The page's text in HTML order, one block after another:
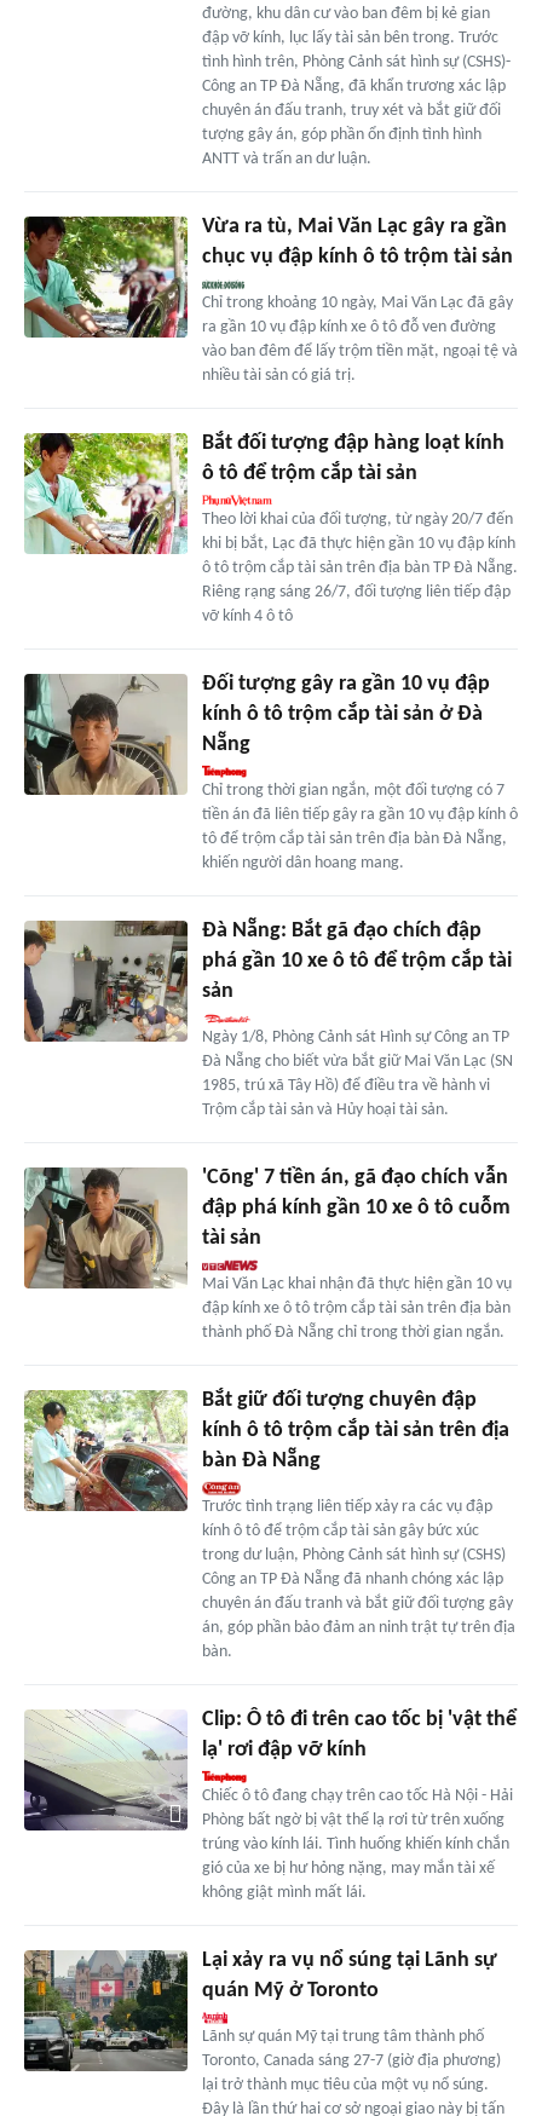
đường, khu dân cư vào ban đêm bị kẻ gian
đập vỡ kính, lục lấy tài sản bên trong. Trước
tình hình trên, Phòng Cảnh sát hình sự (CSHS)-
Công an TP Đà Nẵng, đã khẩn trương xác lập
chuyên án đấu tranh, truy xét và bắt giữ đối
tượng gây án, góp phần ổn định tình hình
ANTT và trấn an dư luận.
Vừa ra tù, Mai Văn Lạc gây ra gần
chục vụ đập kính ô tô trộm tài sản
Chỉ trong khoảng 10 ngày, Mai Văn Lạc đã gây
ra gần 10 vụ đập kính xe ô tô đỗ ven đường
vào ban đêm để lấy trộm tiền mặt, ngoại tệ và
nhiều tài sản có giá trị.
Bắt đối tượng đập hàng loạt kính
ô tô để trộm cắp tài sản
Theo lời khai của đối tượng, từ ngày 20/7 đến
khi bị bắt, Lạc đã thực hiện gần 10 vụ đập kính
ô tô trộm cắp tài sản trên địa bàn TP Đà Nẵng.
Riêng rạng sáng 26/7, đối tượng liên tiếp đập
vỡ kính 4 ô tô
Đối tượng gây ra gần 10 vụ đập
kính ô tô trộm cắp tài sản ở Đà
Nẵng
Chỉ trong thời gian ngắn, một đối tượng có 7
tiền án đã liên tiếp gây ra gần 10 vụ đập kính ô
tô để trộm cắp tài sản trên địa bàn Đà Nẵng,
khiến người dân hoang mang.
Đà Nẵng: Bắt gã đạo chích đập
phá gần 10 xe ô tô để trộm cắp tài
sản
Ngày 1/8, Phòng Cảnh sát Hình sự Công an TP
Đà Nẵng cho biết vừa bắt giữ Mai Văn Lạc (SN
1985, trú xã Tây Hồ) để điều tra về hành vi
Trộm cắp tài sản và Hủy hoại tài sản.
'Cõng' 7 tiền án, gã đạo chích vẫn
đập phá kính gần 10 xe ô tô cuỗm
tài sản
Mai Văn Lạc khai nhận đã thực hiện gần 10 vụ
đập kính xe ô tô trộm cắp tài sản trên địa bàn
thành phố Đà Nẵng chỉ trong thời gian ngắn.
Bắt giữ đối tượng chuyên đập
kính ô tô trộm cắp tài sản trên địa
bàn Đà Nẵng
Trước tình trạng liên tiếp xảy ra các vụ đập
kính ô tô để trộm cắp tài sản gây bức xúc
trong dư luận, Phòng Cảnh sát hình sự (CSHS)
Công an TP Đà Nẵng đã nhanh chóng xác lập
chuyên án đấu tranh và bắt giữ đối tượng gây
án, góp phần bảo đảm an ninh trật tự trên địa
bàn.
Clip: Ô tô đi trên cao tốc bị 'vật thể
lạ' rơi đập vỡ kính
Chiếc ô tô đang chạy trên cao tốc Hà Nội - Hải
Phòng bất ngờ bị vật thể lạ rơi từ trên xuống
trúng vào kính lái. Tình huống khiến kính chắn
gió của xe bị hư hỏng nặng, may mắn tài xế
không giật mình mất lái.
Lại xảy ra vụ nổ súng tại Lãnh sự
quán Mỹ ở Toronto
Lãnh sự quán Mỹ tại trung tâm thành phố
Toronto, Canada sáng 27-7 (giờ địa phương)
lại trở thành mục tiêu của một vụ nổ súng.
Đây là lần thứ hai cơ sở ngoại giao này bị tấn